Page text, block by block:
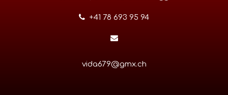
+41 78 693 95 94
vida679@gmx.ch